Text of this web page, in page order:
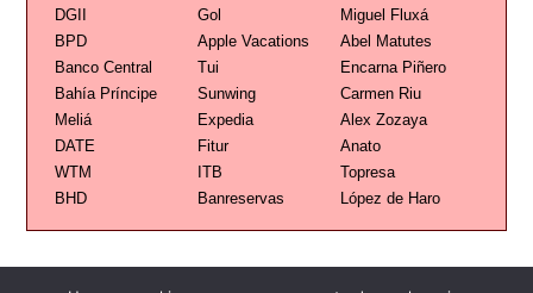
DGII
Gol
Miguel Fluxá
BPD
Apple Vacations
Abel Matutes
Banco Central
Tui
Encarna Piñero
Bahía Príncipe
Sunwing
Carmen Riu
Meliá
Expedia
Alex Zozaya
DATE
Fitur
Anato
WTM
ITB
Topresa
BHD
Banreservas López de Haro